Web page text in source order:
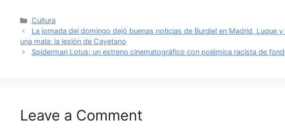
Categories
Cultura
La jornada del domingo dejó buenas noticias de Burdiel en Madrid, Luque
una mala: la lesión de Cayetano
Spiderman Lotus: un estreno cinematográfico con polémica racista de
Leave a Comment